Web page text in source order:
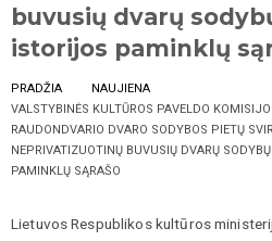
buvusių dvarų
istorijos paminklų
PRADŽIA
NAUJIENA
VALSTYBINĖS KULTŪROS PAVELDO
RAUDONDVARIO DVARO SODYBOS PIETŲ
NEPRIVATIZUOTINŲ BUVUSIŲ DVARŲ
PAMINKLŲ SĄRAŠO
Lietuvos Respublikos kultūros